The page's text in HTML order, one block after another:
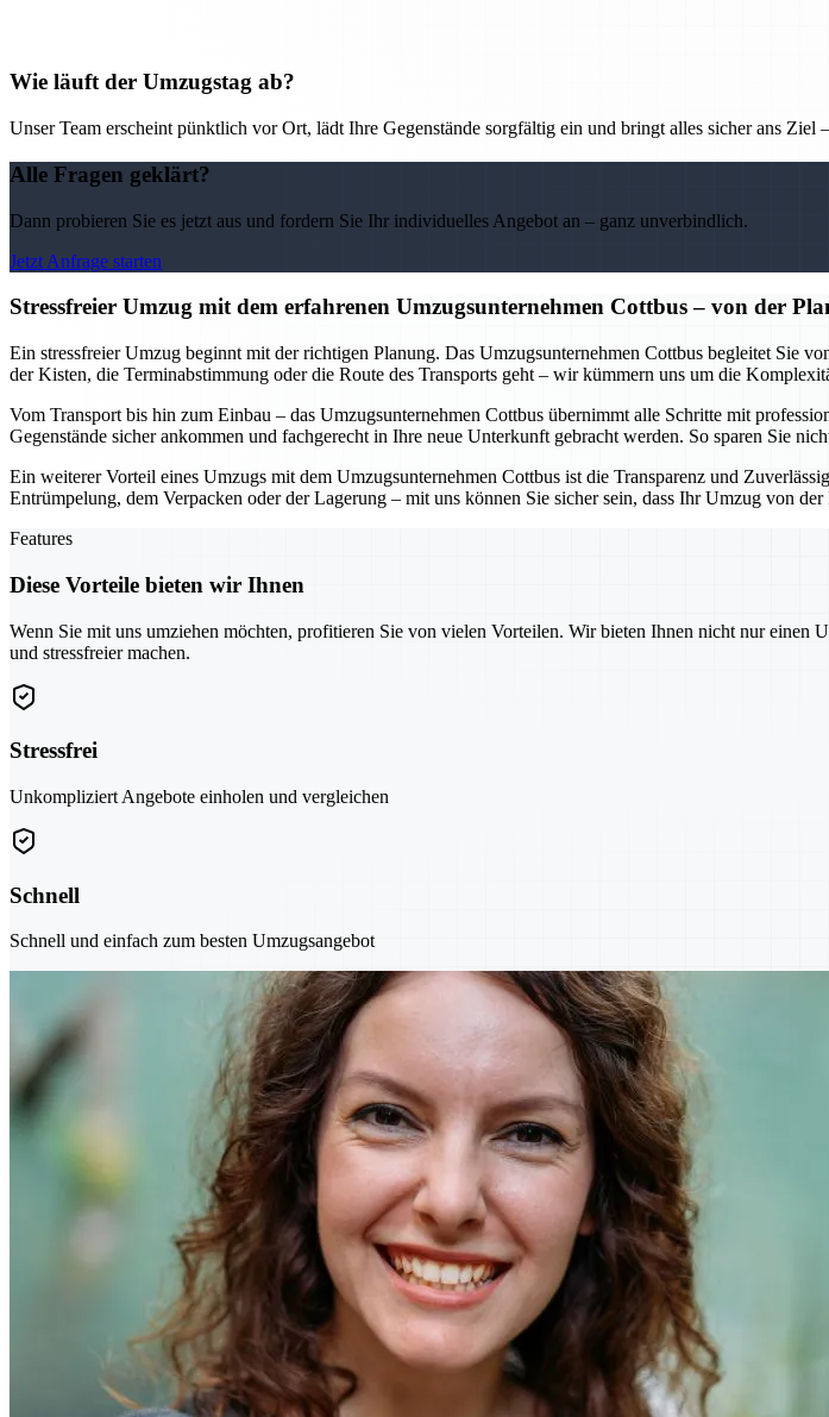
Wie läuft der Umzugstag ab?
Unser Team erscheint pünktlich vor Ort, lädt Ihre Gegenstände sorgfältig ein und bringt alles sicher ans Ziel
Alle Fragen geklärt?
Dann probieren Sie es jetzt aus und fordern Sie Ihr individuelles Angebot an – ganz unverbindlich.
Jetzt Anfrage starten
Stressfreier Umzug mit dem erfahrenen Umzugsunternehmen Cottbus – von der
Ein stressfreier Umzug beginnt mit der richtigen Planung. Das Umzugsunternehmen Cottbus begleitet Sie
der Kisten, die Terminabstimmung oder die Route des Transports geht – wir kümmern uns um die
Vom Transport bis hin zum Einbau – das Umzugsunternehmen Cottbus übernimmt alle Schritte mit
Gegenstände sicher ankommen und fachgerecht in Ihre neue Unterkunft gebracht werden. So sparen Sie
Ein weiterer Vorteil eines Umzugs mit dem Umzugsunternehmen Cottbus ist die Transparenz und
Entrümpelung, dem Verpacken oder der Lagerung – mit uns können Sie sicher sein, dass Ihr Umzug von
Features
Diese Vorteile bieten wir Ihnen
Wenn Sie mit uns umziehen möchten, profitieren Sie von vielen Vorteilen. Wir bieten Ihnen nicht nur
und stressfreier machen.
Stressfrei
Unkompliziert Angebote einholen und vergleichen
Schnell
Schnell und einfach zum besten Umzugsangebot